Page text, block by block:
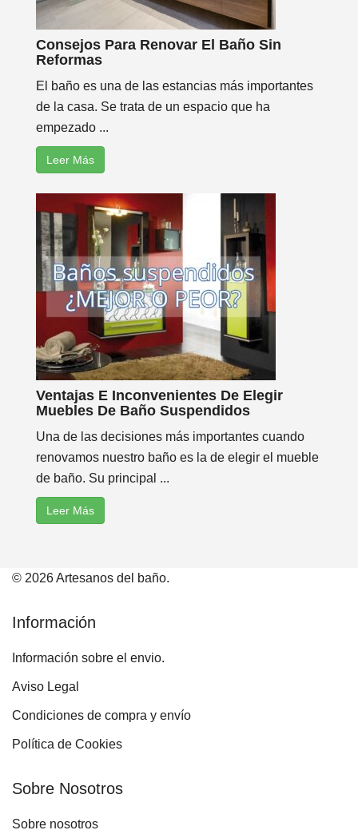
Consejos Para Renovar El Baño Sin
Reformas
El baño es una de las estancias más importantes
de la casa. Se trata de un espacio que ha
empezado ...
Leer Más
Ventajas E Inconvenientes De Elegir
Muebles De Baño Suspendidos
Una de las decisiones más importantes cuando
renovamos nuestro baño es la de elegir el mueble
de baño. Su principal ...
Leer Más
© 2026 Artesanos del baño.
Información
Información sobre el envio.
Aviso Legal
Condiciones de compra y envío
Política de Cookies
Sobre Nosotros
Sobre nosotros